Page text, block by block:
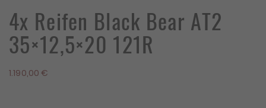
4x Reifen Black Bear AT2
35×12,5×20 121R
1.190,00 €